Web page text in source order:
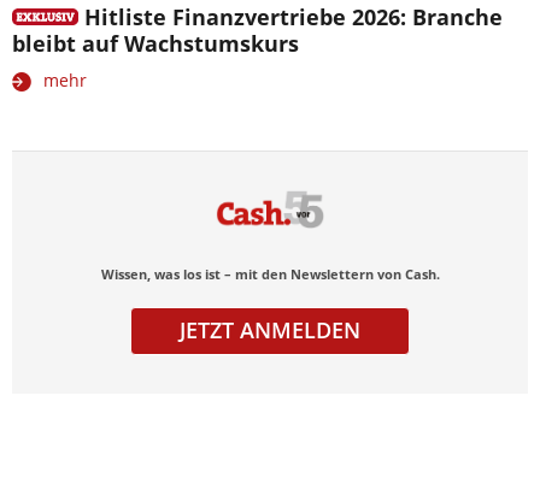
Hitliste Finanzvertriebe 2026: Branche
bleibt auf Wachstumskurs
mehr
Wissen, was los ist – mit den Newslettern von Cash.
JETZT ANMELDEN